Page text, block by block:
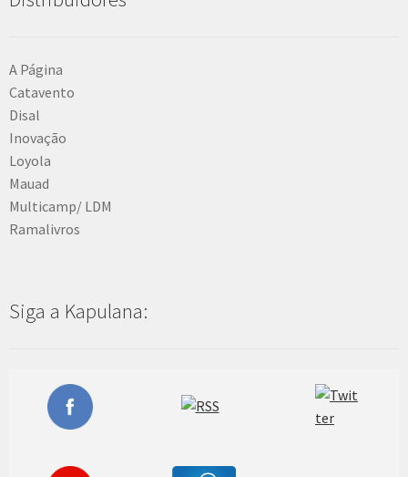
A Página
Catavento
Disal
Inovação
Loyola
Mauad
Multicamp/ LDM
Ramalivros
Siga a Kapulana: